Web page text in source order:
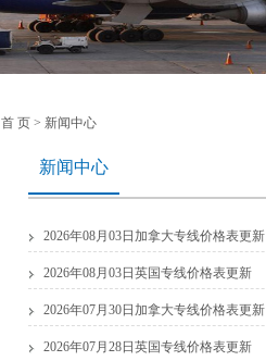
首 页 > 新闻中心
新闻中心
2026年08月03日加拿大专线价格表更新
2026年08月03日英国专线价格表更新
2026年07月30日加拿大专线价格表更新
2026年07月28日英国专线价格表更新